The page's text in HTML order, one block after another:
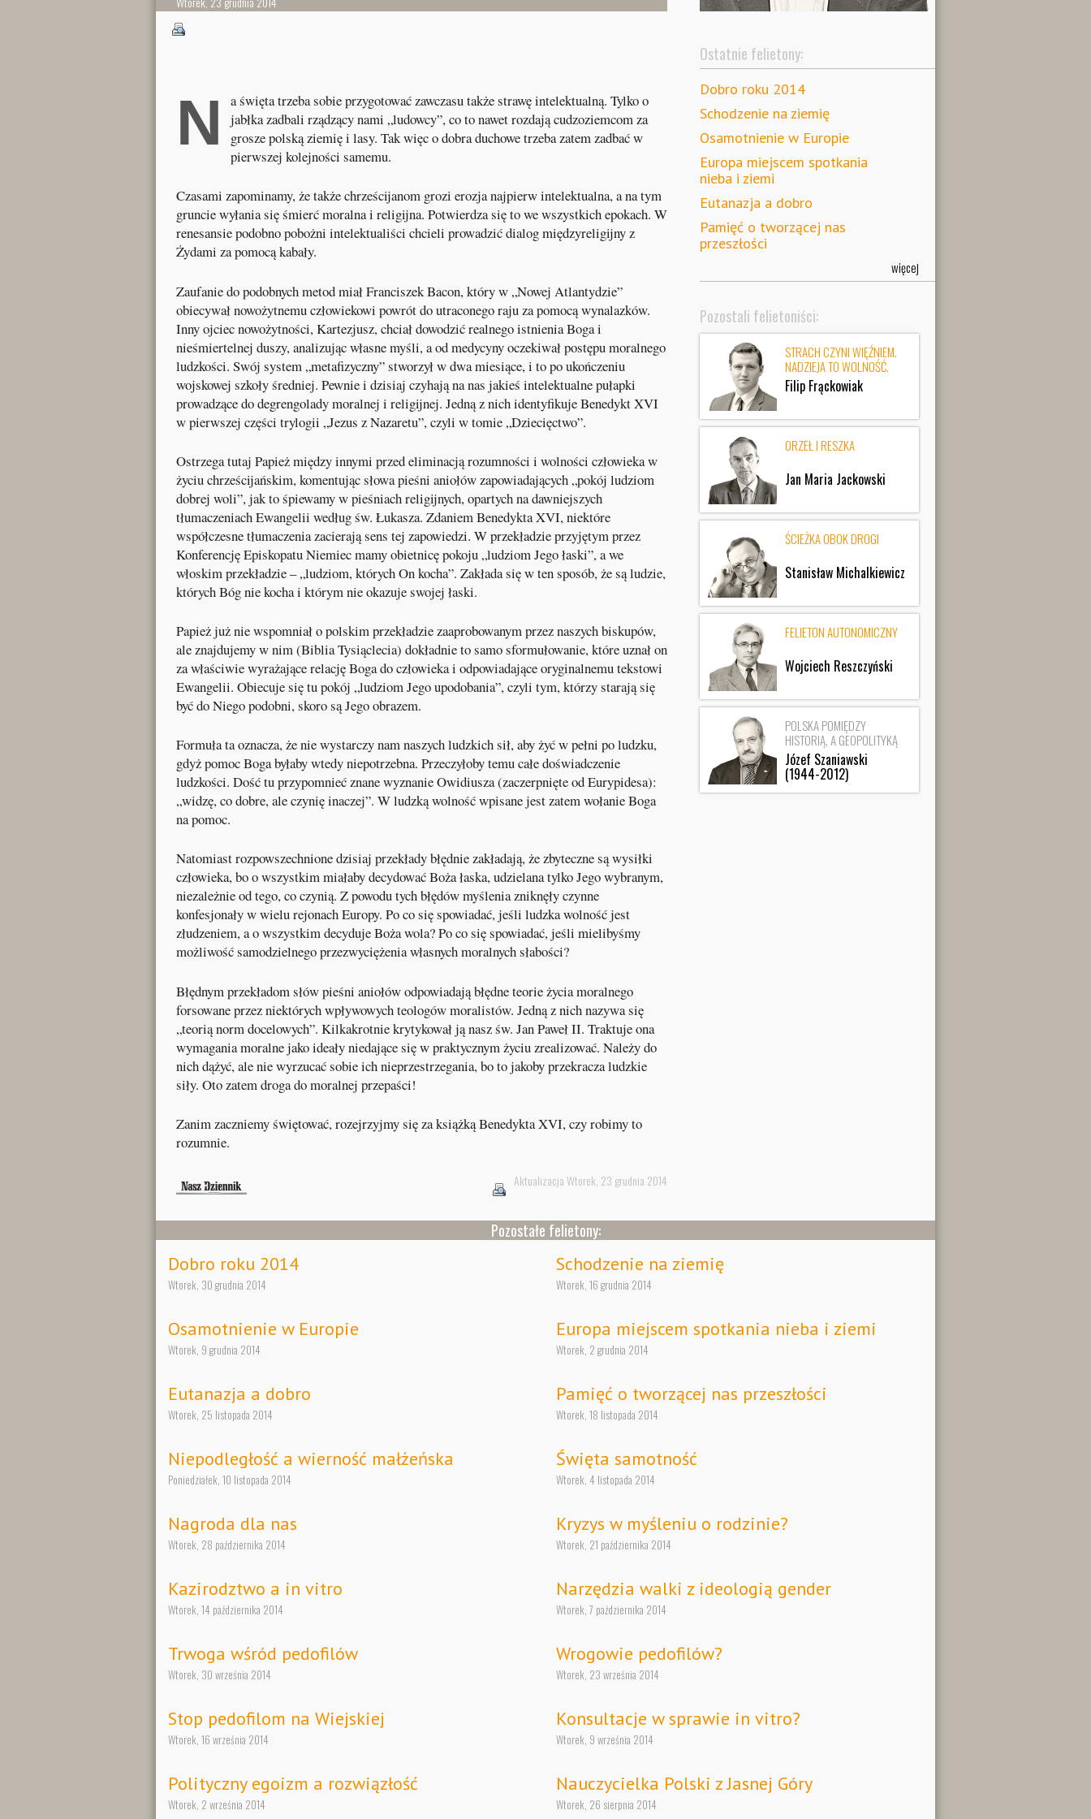
N
a święta trzeba sobie przygotować zawczasu także strawę intelektualną. Tylko o
jabłka zadbali rządzący nami „ludowcy”, co to nawet rozdają cudzoziemcom za
grosze polską ziemię i lasy. Tak więc o dobra duchowe trzeba zatem zadbać w
pierwszej kolejności samemu.
Czasami zapominamy, że także chrześcijanom grozi erozja najpierw intelektualna, a na tym
gruncie wyłania się śmierć moralna i religijna. Potwierdza się to we wszystkich epokach. W
renesansie podobno pobożni intelektualiści chcieli prowadzić dialog międzyreligijny z
Żydami za pomocą kabały.
Zaufanie do podobnych metod miał Franciszek Bacon, który w „Nowej Atlantydzie”
obiecywał nowożytnemu człowiekowi powrót do utraconego raju za pomocą wynalazków.
Inny ojciec nowożytności, Kartezjusz, chciał dowodzić realnego istnienia Boga i
nieśmiertelnej duszy, analizując własne myśli, a od medycyny oczekiwał postępu moralnego
ludzkości. Swój system „metafizyczny” stworzył w dwa miesiące, i to po ukończeniu
wojskowej szkoły średniej. Pewnie i dzisiaj czyhają na nas jakieś intelektualne pułapki
prowadzące do degrengolady moralnej i religijnej. Jedną z nich identyfikuje Benedykt XVI
w pierwszej części trylogii „Jezus z Nazaretu”, czyli w tomie „Dziecięctwo”.
Ostrzega tutaj Papież między innymi przed eliminacją rozumności i wolności człowieka w
życiu chrześcijańskim, komentując słowa pieśni aniołów zapowiadających „pokój ludziom
dobrej woli”, jak to śpiewamy w pieśniach religijnych, opartych na dawniejszych
tłumaczeniach Ewangelii według św. Łukasza. Zdaniem Benedykta XVI, niektóre
współczesne tłumaczenia zacierają sens tej zapowiedzi. W przekładzie przyjętym przez
Konferencję Episkopatu Niemiec mamy obietnicę pokoju „ludziom Jego łaski”, a we
włoskim przekładzie – „ludziom, których On kocha”. Zakłada się w ten sposób, że są ludzie,
których Bóg nie kocha i którym nie okazuje swojej łaski.
Papież już nie wspomniał o polskim przekładzie zaaprobowanym przez naszych biskupów,
ale znajdujemy w nim (Biblia Tysiąclecia) dokładnie to samo sformułowanie, które uznał on
za właściwie wyrażające relację Boga do człowieka i odpowiadające oryginalnemu tekstowi
Ewangelii. Obiecuje się tu pokój „ludziom Jego upodobania”, czyli tym, którzy starają się
być do Niego podobni, skoro są Jego obrazem.
Formuła ta oznacza, że nie wystarczy nam naszych ludzkich sił, aby żyć w pełni po ludzku,
gdyż pomoc Boga byłaby wtedy niepotrzebna. Przeczyłoby temu całe doświadczenie
ludzkości. Dość tu przypomnieć znane wyznanie Owidiusza (zaczerpnięte od Eurypidesa):
„widzę, co dobre, ale czynię inaczej”. W ludzką wolność wpisane jest zatem wołanie Boga
na pomoc.
Natomiast rozpowszechnione dzisiaj przekłady błędnie zakładają, że zbyteczne są wysiłki
człowieka, bo o wszystkim miałaby decydować Boża łaska, udzielana tylko Jego wybranym,
niezależnie od tego, co czynią. Z powodu tych błędów myślenia zniknęły czynne
konfesjonały w wielu rejonach Europy. Po co się spowiadać, jeśli ludzka wolność jest
złudzeniem, a o wszystkim decyduje Boża wola? Po co się spowiadać, jeśli mielibyśmy
możliwość samodzielnego przezwyciężenia własnych moralnych słabości?
Błędnym przekładom słów pieśni aniołów odpowiadają błędne teorie życia moralnego
forsowane przez niektórych wpływowych teologów moralistów. Jedną z nich nazywa się
„teorią norm docelowych”. Kilkakrotnie krytykował ją nasz św. Jan Paweł II. Traktuje ona
wymagania moralne jako ideały niedające się w praktycznym życiu zrealizować. Należy do
nich dążyć, ale nie wyrzucać sobie ich nieprzestrzegania, bo to jakoby przekracza ludzkie
siły. Oto zatem droga do moralnej przepaści!
Zanim zaczniemy świętować, rozejrzyjmy się za książką Benedykta XVI, czy robimy to
rozumnie.
Aktualizacja Wtorek, 23 grudnia 2014
Ostatnie felietony:
Dobro roku 2014
Schodzenie na ziemię
Osamotnienie w Europie
Europa miejscem spotkania
nieba i ziemi
Eutanazja a dobro
Pamięć o tworzącej nas
przeszłości
więcej
Pozostali felietoniści:
STRACH CZYNI WIĘŹNIEM.
NADZIEJA TO WOLNOŚĆ.
Filip Frąckowiak
ORZEŁ I RESZKA
Jan Maria Jackowski
ŚCIEŻKA OBOK DROGI
Stanisław Michalkiewicz
FELIETON AUTONOMICZNY
Wojciech Reszczyński
POLSKA POMIĘDZY
HISTORIĄ, A GEOPOLITYKĄ
Józef Szaniawski
(1944-2012)
Pozostałe felietony:
Dobro roku 2014
Wtorek, 30 grudnia 2014
Schodzenie na ziemię
Wtorek, 16 grudnia 2014
Osamotnienie w Europie
Wtorek, 9 grudnia 2014
Europa miejscem spotkania nieba i ziemi
Wtorek, 2 grudnia 2014
Eutanazja a dobro
Wtorek, 25 listopada 2014
Pamięć o tworzącej nas przeszłości
Wtorek, 18 listopada 2014
Niepodległość a wierność małżeńska
Poniedziałek, 10 listopada 2014
Święta samotność
Wtorek, 4 listopada 2014
Nagroda dla nas
Wtorek, 28 października 2014
Kryzys w myśleniu o rodzinie?
Wtorek, 21 października 2014
Kazirodztwo a in vitro
Wtorek, 14 października 2014
Narzędzia walki z ideologią gender
Wtorek, 7 października 2014
Trwoga wśród pedofilów
Wtorek, 30 września 2014
Wrogowie pedofilów?
Wtorek, 23 września 2014
Stop pedofilom na Wiejskiej
Wtorek, 16 września 2014
Konsultacje w sprawie in vitro?
Wtorek, 9 września 2014
Polityczny egoizm a rozwiązłość
Wtorek, 2 września 2014
Nauczycielka Polski z Jasnej Góry
Wtorek, 26 sierpnia 2014